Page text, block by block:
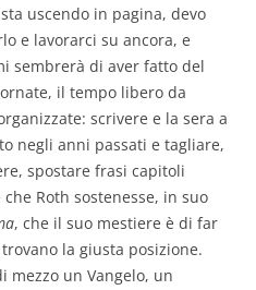
uscendo in pagina, devo
e lavorarci su ancora, e
sembrerà di aver fatto del
il tempo libero da
scrivere e la sera a
negli anni passati e tagliare,
spostare frasi capitoli
Roth sostenesse, in suo
, che il suo mestiere è di far
la giusta posizione.
mezzo un Vangelo, un